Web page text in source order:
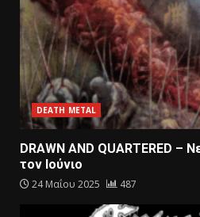
DEATH METAL
DRAWN AND QUARTERED –
τον Ιούνιο
24 Μαΐου 2025 487